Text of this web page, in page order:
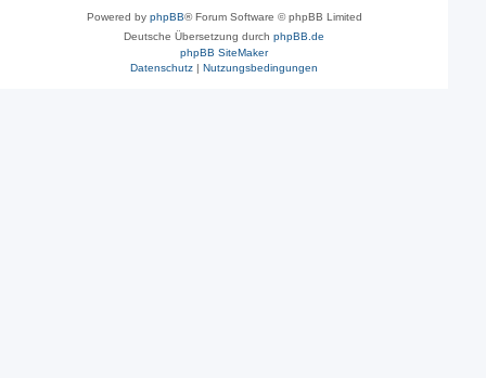
Powered by phpBB® Forum Software © phpBB Limited
Deutsche Übersetzung durchphpBB.de
phpBB SiteMaker
Datenschutz |Nutzungsbedingungen